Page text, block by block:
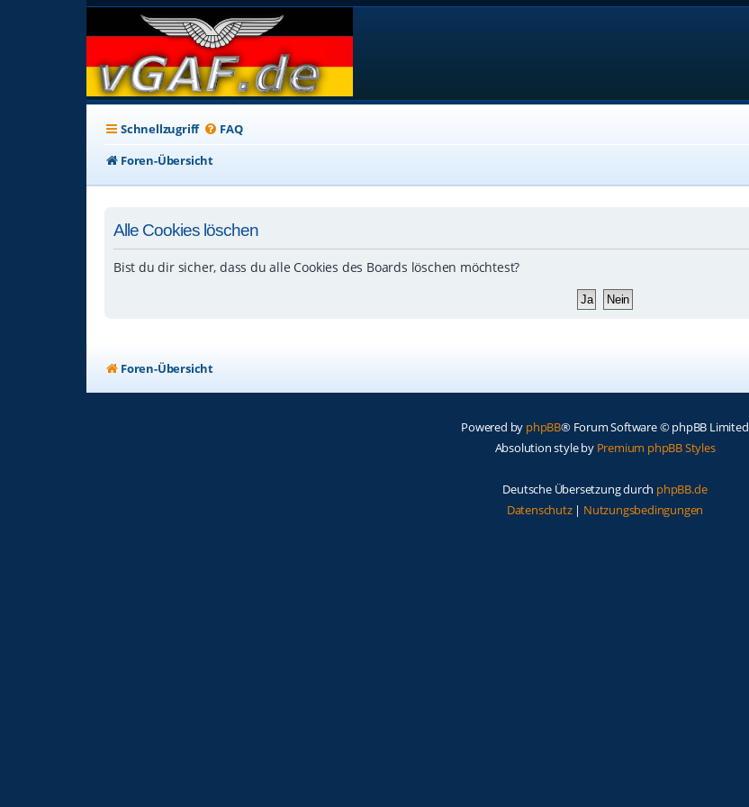
Schnellzugriff FAQ
Foren-Übersicht
Alle Cookies löschen
Bist du dir sicher, dass du alle Cookies des Boards löschen möchtest?
Foren-Übersicht
Powered by phpBB® Forum Software © phpBB Limited
Absolution style by Premium phpBB Styles
Deutsche Übersetzung durch phpBB.de
Datenschutz| Nutzungsbedingungen